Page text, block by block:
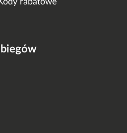
rabatowe
biegów